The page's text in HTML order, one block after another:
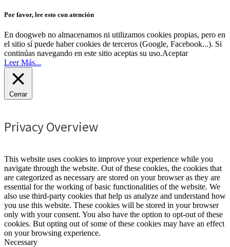
Por favor, lee esto con atención
En doogweb no almacenamos ni utilizamos cookies propias, pero en
el sitio sí puede haber cookies de terceros (Google, Facebook...). Si
continúas navegando en este sitio aceptas su uso.Aceptar
Leer Más...
Cerrar
Privacy Overview
This website uses cookies to improve your experience while you
navigate through the website. Out of these cookies, the cookies that
are categorized as necessary are stored on your browser as they are
essential for the working of basic functionalities of the website. We
also use third-party cookies that help us analyze and understand how
you use this website. These cookies will be stored in your browser
only with your consent. You also have the option to opt-out of these
cookies. But opting out of some of these cookies may have an effect
on your browsing experience.
Necessary